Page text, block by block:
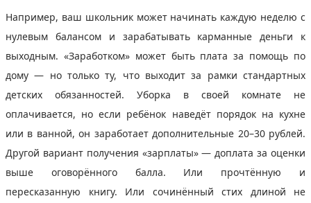
Например, ваш школьник может начинать каждую неделю с
нулевым балансом и зарабатывать карманные деньги к
выходным. «Заработком» может быть плата за помощь по
дому — но только ту, что выходит за рамки стандартных
детских обязанностей. Уборка в своей комнате не
оплачивается, но если ребёнок наведёт порядок на кухне
или в ванной, он заработает дополнительные 20–30 рублей.
Другой вариант получения «зарплаты» — доплата за оценки
выше оговорённого балла. Или прочтённую и
пересказанную книгу. Или сочинённый стих длиной не